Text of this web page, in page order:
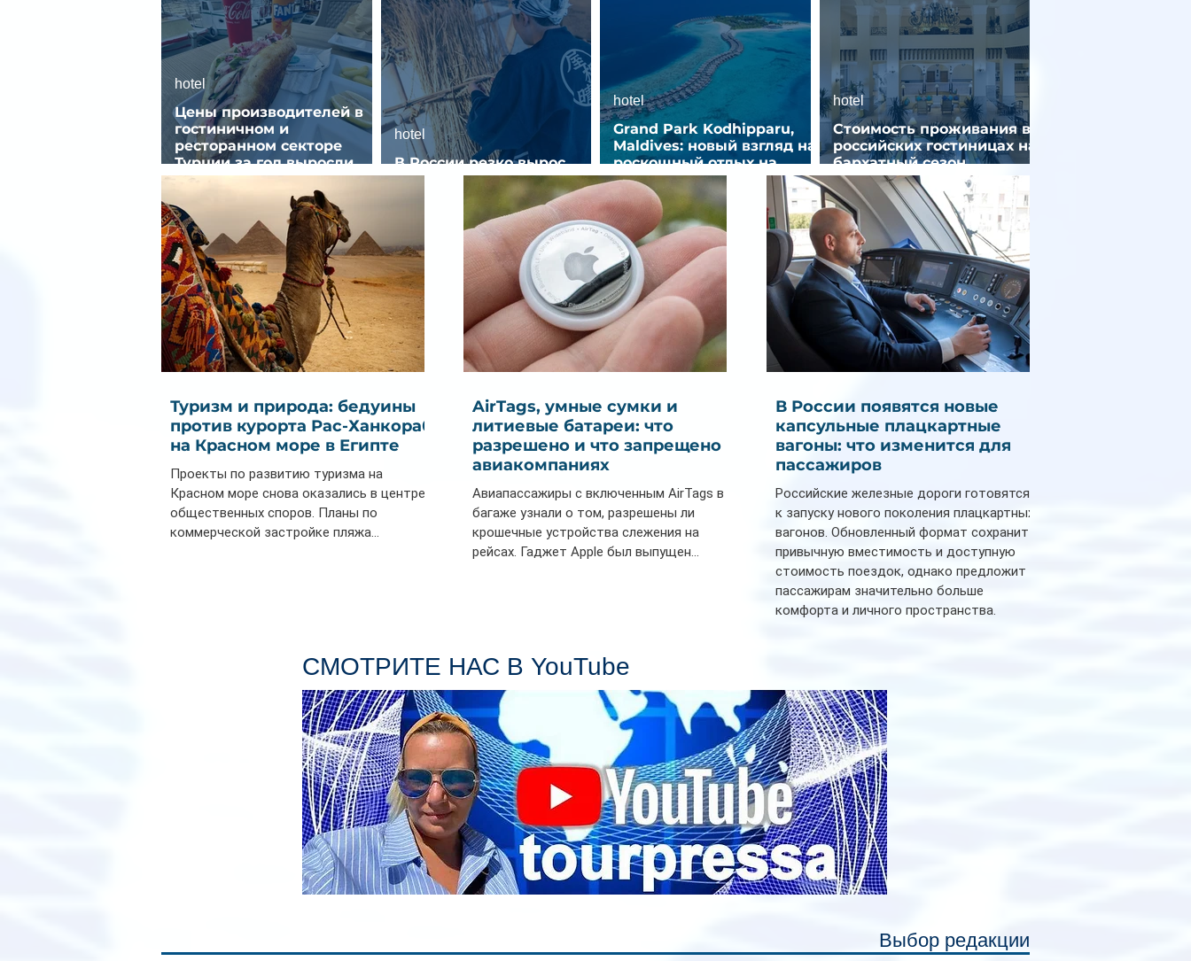
Цены производителей в
гостиничном и
ресторанном секторе
Турции за год выросли
почти на 32%
hotel
В России резко вырос
спрос на отели без звезд
hotel
Grand Park Kodhipparu,
Maldives: новый взгляд на
роскошный отдых на
Мальдивах
hotel
Стоимость проживания в
российских гостиницах на
бархатный сезон
снизилась на 9%
hotel
Туризм и природа: бедуины
против курорта Рас-Ханкораб
на Красном море в Египте
Проекты по развитию туризма на
Красном море снова оказались в центре
общественных споров. Планы по
коммерческой застройке пляжа...
AirTags, умные сумки и
литиевые батареи: что
разрешено и что запрещено в
авиакомпаниях
Авиапассажиры с включенным AirTags в
багаже узнали о том, разрешены ли
крошечные устройства слежения на
рейсах. Гаджет Apple был выпущен...
В России появятся новые
капсульные плацкартные
вагоны: что изменится для
пассажиров
Российские железные дороги готовятся
к запуску нового поколения плацкартных
вагонов. Обновленный формат сохранит
привычную вместимость и доступную
стоимость поездок, однако предложит
пассажирам значительно больше
комфорта и личного пространства.
индивидуальные шторки у каждого
спального места. Они позволят
пассажирам закрыть свою полку во
время сна или отдыха, создав ощуще
СМОТРИТЕ НАС В YouTube
Выбор редакции